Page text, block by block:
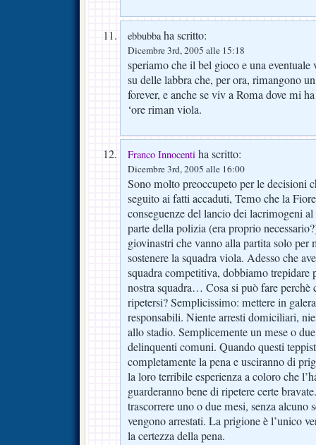
ebbubbaha scritto:
Dicembre 3rd, 2005 alle 15:18
speriamo che il bel gioco e una
su delle labbra che, per ora, rimangono
forever, e anche se viv a Roma dove mi
‘ore riman viola.
Franco Innocenti ha scritto:
Dicembre 3rd, 2005 alle 16:00
Sono molto preoccupeto per le decisioni
seguito ai fatti accaduti, Temo che la
conseguenze del lancio dei lacrimogeni
parte della polizia (era proprio
giovinastri che vanno alla partita solo per
sostenere la squadra viola. Adesso che
squadra competitiva, dobbiamo trepidare
nostra squadra… Cosa si può fare perchè
ripetersi? Semplicissimo: mettere in
responsabili. Niente arresti domiciliari,
allo stadio. Semplicemente un mese o
delinquenti comuni. Quando questi
completamente la pena e usciranno di
la loro terribile esperienza a coloro che
guarderanno bene di ripetere certe
trascorrere uno o due mesi, senza alcuno
vengono arrestati. La prigione è l’unico
la certezza della pena.